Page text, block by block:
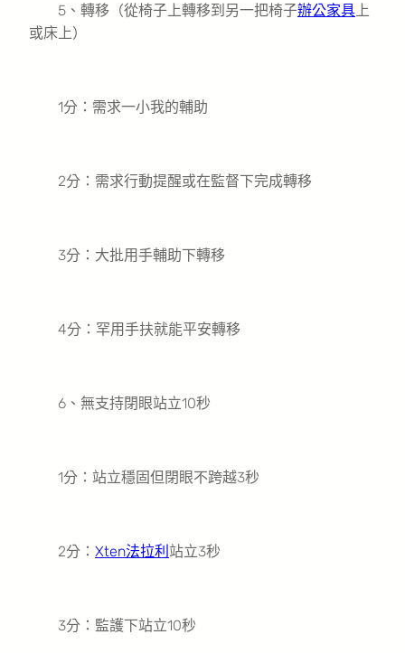
5、轉移（從椅子上轉移到另一把椅子辦公家具上
或床上）
1分：需求一小我的輔助
2分：需求行動提醒或在監督下完成轉移
3分：大批用手輔助下轉移
4分：罕用手扶就能平安轉移
6、無支持閉眼站立10秒
1分：站立穩固但閉眼不跨越3秒
2分： Xten法拉利 站立3秒
3分：監護下站立10秒